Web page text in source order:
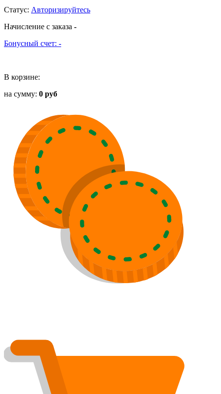
Статус: Авторизируйтесь
Начисление с заказа -
Бонусный счет: -
В корзине:
на сумму: 0 руб